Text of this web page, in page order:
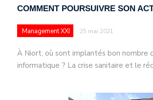
COMMENT POURSUIVRE SON
Management XXI 25 mai 2021
À Niort, où sont implantés bon nombre
informatique ? La crise sanitaire et le